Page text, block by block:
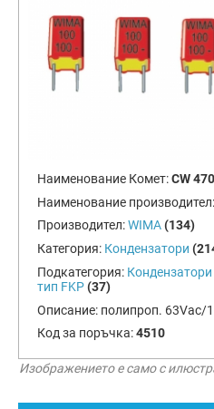
Наименование Комет:CW
Наименование производител:
Производител:WIMA (134)
Категория: Кондензатори
Подкатегория:
тип FKP (37)
Описание: полипроп. 63Vac/
Код за поръчка:4510
Изображението е само с